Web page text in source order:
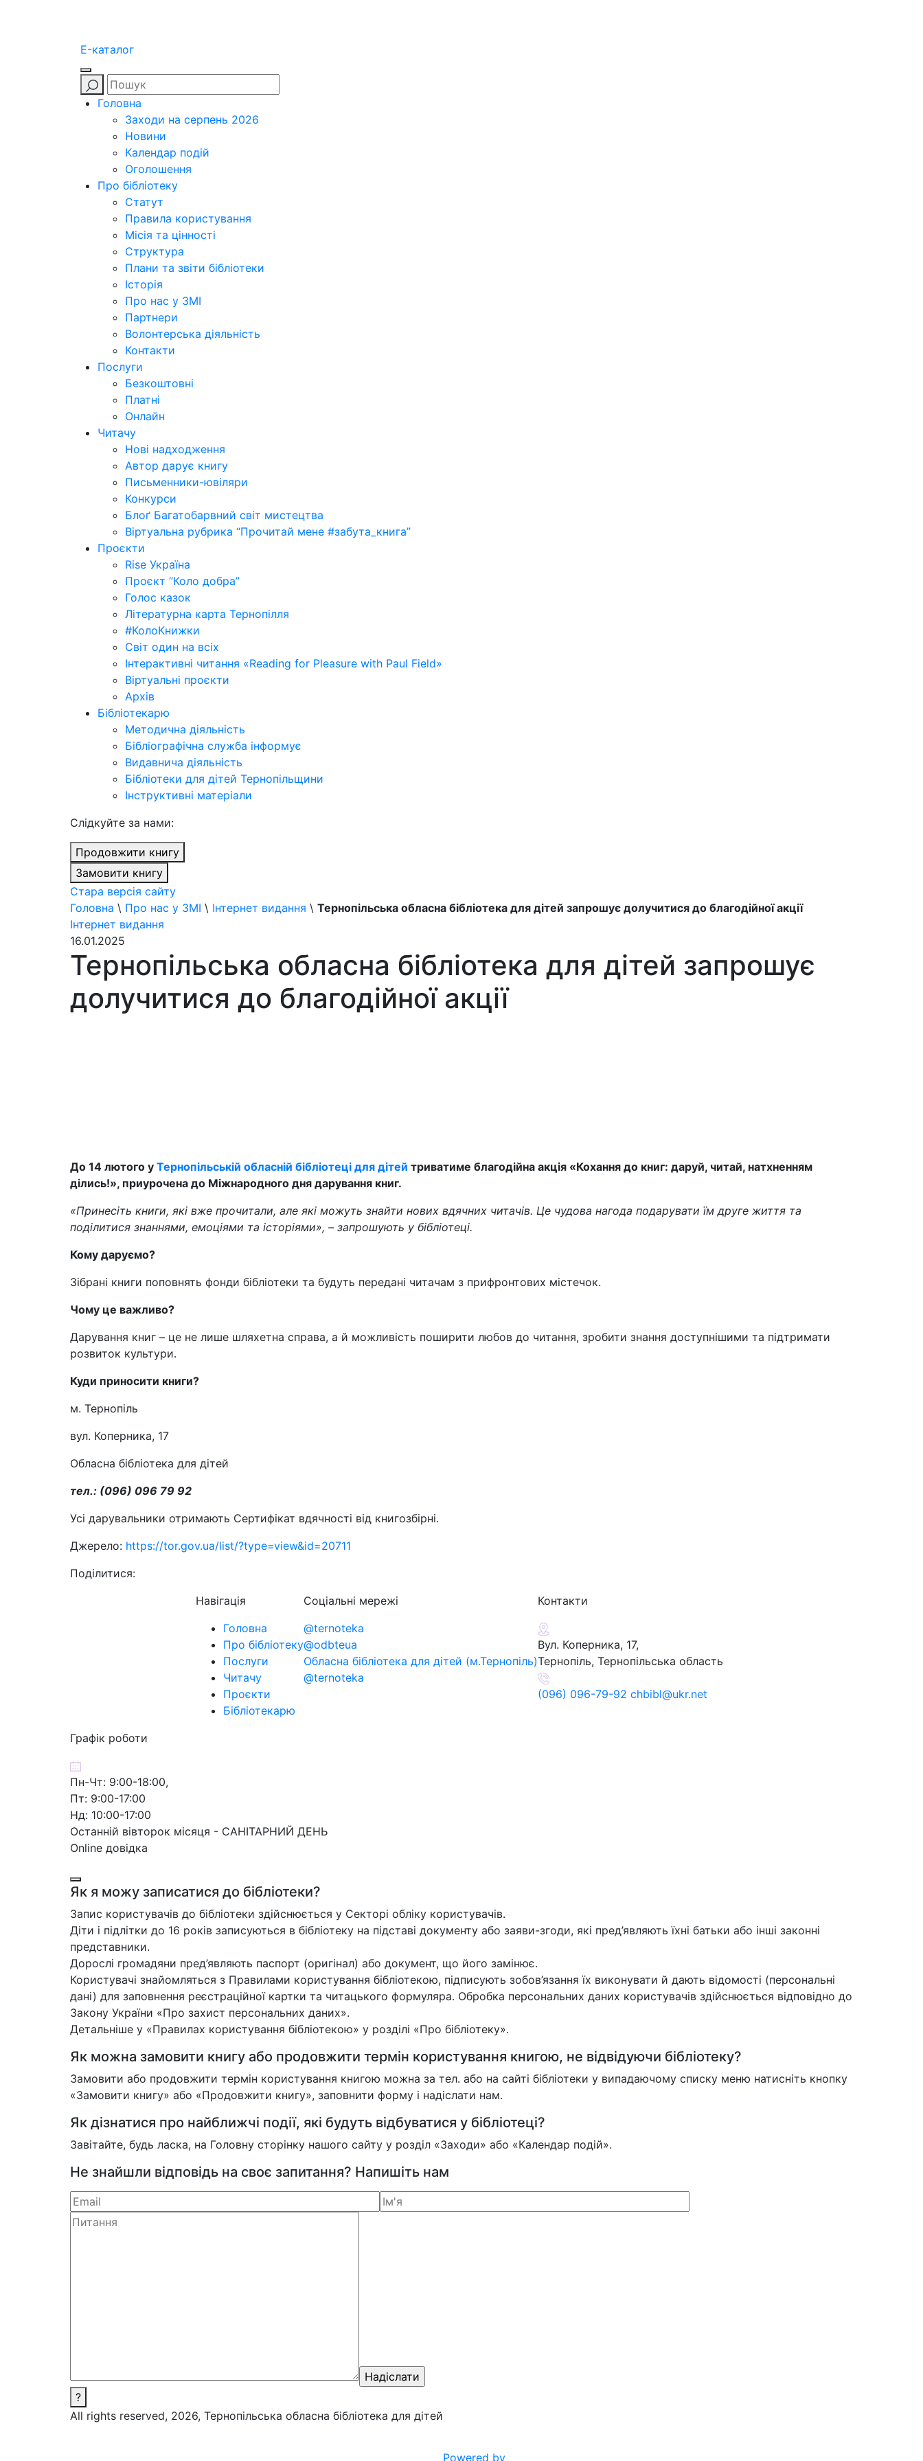
E-каталог
Головна
Заходи на серпень 2026
Новини
Календар подій
Оголошення
Про бібліотеку
Статут
Правила користування
Місія та цінності
Структура
Плани та звіти бібліотеки
Історія
Про нас у ЗМІ
Партнери
Волонтерська діяльність
Контакти
Послуги
Безкоштовні
Платні
Онлайн
Читачу
Нові надходження
Автор дарує книгу
Письменники-ювіляри
Конкурси
Блоґ Багатобарвний світ мистецтва
Віртуальна рубрика “Прочитай мене #забута_книга”
Проєкти
Rise Україна
Проєкт “Коло добра”
Голос казок
Літературна карта Тернопілля
#КолоКнижки
Світ один на всіх
Інтерактивні читання «Reading for Pleasure with Paul Field»
Віртуальні проєкти
Архів
Бібліотекарю
Методична діяльність
Бібліографічна служба інформує
Видавнича діяльність
Бібліотеки для дітей Тернопільщини
Інструктивні матеріали
Cлідкуйте за нами:
Продовжити книгу
Замовити книгу
Стара версія сайту
Головна \ Про нас у ЗМІ \ Інтернет видання \ Тернопільська обласна бібліотека для дітей запрошує долучитися до благодійної акції
Інтернет видання
16.01.2025
Тернопільська обласна бібліотека для дітей запрошує
долучитися до благодійної акції
До 14 лютого у Тернопільській обласній бібліотеці для дітей триватиме благодійна акція «Кохання до книг: даруй, читай, натхненням
ділись!», приурочена до Міжнародного дня дарування книг.
«Принесіть книги, які вже прочитали, але які можуть знайти нових вдячних читачів. Це чудова нагода подарувати їм друге життя та
поділитися знаннями, емоціями та історіями», – запрошують у бібліотеці.
Кому даруємо?
Зібрані книги поповнять фонди бібліотеки та будуть передані читачам з прифронтових містечок.
Чому це важливо?
Дарування книг – це не лише шляхетна справа, а й можливість поширити любов до читання, зробити знання доступнішими та підтримати
розвиток культури.
Куди приносити книги?
м. Тернопіль
вул. Коперника, 17
Обласна бібліотека для дітей
тел.: (096) 096 79 92
Усі дарувальники отримають Сертифікат вдячності від книгозбірні.
Джерело: https://tor.gov.ua/list/?type=view&id=20711
Поділитися:
Навігація
Головна
Про бібліотеку
Послуги
Читачу
Проєкти
Бібліотекарю
Соціальні мережі
@ternoteka
@odbteua
Обласна бібліотека для дітей (м.Тернопіль)
@ternoteka
Контакти
Вул. Коперника, 17,
Тернопіль, Тернопільська область
(096) 096-79-92 chbibl@ukr.net
Графік роботи
Пн-Чт: 9:00-18:00,
Пт: 9:00-17:00
Нд: 10:00-17:00
Останній вівторок місяця - САНІТАРНИЙ ДЕНЬ
Online довідка
Як я можу записатися до бібліотеки?
Запис користувачів до бібліотеки здійснюється у Секторі обліку користувачів.
Діти і підлітки до 16 років записуються в бібліотеку на підставі документу або заяви-згоди, які пред’являють їхні батьки або інші законні
представники.
Дорослі громадяни пред’являють паспорт (оригінал) або документ, що його замінює.
Користувачі знайомляться з Правилами користування бібліотекою, підписують зобов’язання їх виконувати й дають відомості (персональні
дані) для заповнення реєстраційної картки та читацького формуляра. Обробка персональних даних користувачів здійснюється відповідно до
Закону України «Про захист персональних даних».
Детальніше у «Правилах користування бібліотекою» у розділі «Про бібліотеку».
Як можна замовити книгу або продовжити термін користування книгою, не відвідуючи бібліотеку?
Замовити або продовжити термін користування книгою можна за тел. або на сайті бібліотеки у випадаючому списку меню натисніть кнопку
«Замовити книгу» або «Продовжити книгу», заповнити форму і надіслати нам.
Як дізнатися про найближчі події, які будуть відбуватися у бібліотеці?
Завітайте, будь ласка, на Головну сторінку нашого сайту у розділ «Заходи» або «Календар подій».
Не знайшли відповідь на своє запитання? Напишіть нам
?
All rights reserved, 2026, Тернопільська обласна бібліотека для дітей
Powered by